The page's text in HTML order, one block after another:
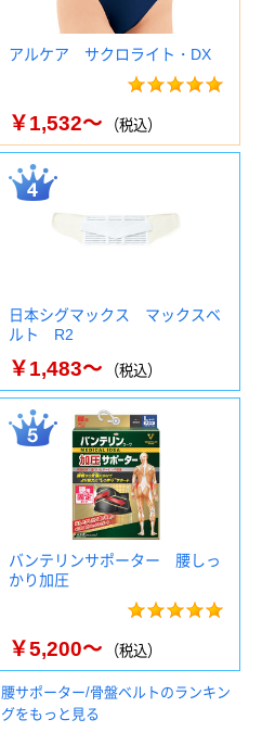
アルケア サクロライト・DX
￥1,532～ （税込）
日本シグマックス マックスベ
ルト R2
￥1,483～ （税込）
バンテリンサポーター 腰しっ
かり加圧
￥5,200～ （税込）
腰サポーター/骨盤ベルトのランキン
グをもっと見る